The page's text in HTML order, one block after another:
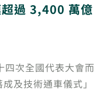
過 3,400 萬億
四次全國代表大會而
及技術通車儀式」